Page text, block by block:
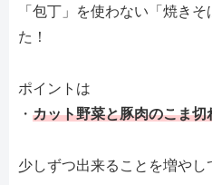
「包丁」を使わない「焼き
た！
ポイントは
・ カット野菜と豚肉のこま切
少しずつ出来ることを増やし